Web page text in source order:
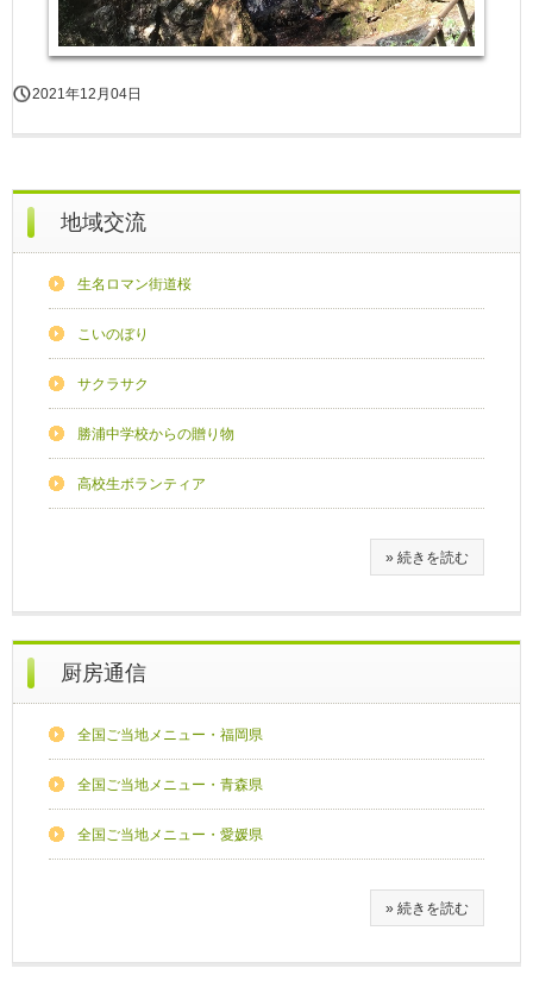
2021年12月04日
地域交流
生名ロマン街道桜
こいのぼり
サクラサク
勝浦中学校からの贈り物
高校生ボランティア
» 続きを読む
厨房通信
全国ご当地メニュー・福岡県
全国ご当地メニュー・青森県
全国ご当地メニュー・愛媛県
» 続きを読む